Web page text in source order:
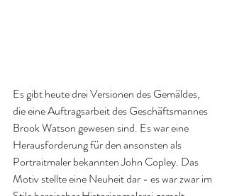
Es gibt heute drei Versionen des Gemäldes,
die eine Auftragsarbeit des Geschäftsmannes
Brook Watson gewesen sind. Es war eine
Herausforderung für den ansonsten als
Portraitmaler bekannten John Copley. Das
Motiv stellte eine Neuheit dar - es war zwar im